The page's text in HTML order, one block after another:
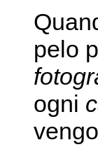
pelo
ogni